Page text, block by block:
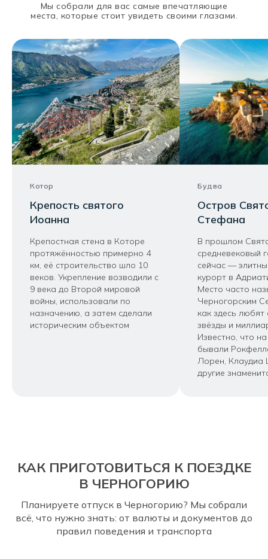
Мы собрали для вас самые впечатляющие
места, которые стоит увидеть своими глазами.
Котор
Крепость святого
Иоанна
Крепостная стена в Которе
протяжённостью примерно 4
км, её строительство шло 10
веков. Укрепление возводили с
9 века до Второй мировой
войны, использовали по
назначению, а затем сделали
историческим объектом
Будва
Остров
Стефана
В прошлом
средневековый
сейчас —
курорт в
Место часто
Черногорским
как здесь любят
звёзды и
Известно, что
бывали
Лорен,
другие
КАК ПРИГОТОВИТЬСЯ К ПОЕЗДКЕ
В ЧЕРНОГОРИЮ
Планируете отпуск в Черногорию? Мы собрали
всё, что нужно знать: от валюты и документов до
правил поведения и транспорта